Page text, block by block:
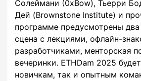
Солеймани (0xBow), Тьерри
Дей (Brownstone Institute) и
программе предусмотрены
сцена с лекциями, офлайн-
разработчиками, менторская
вечеринки. ETHDam 2025
новичкам, так и опытным